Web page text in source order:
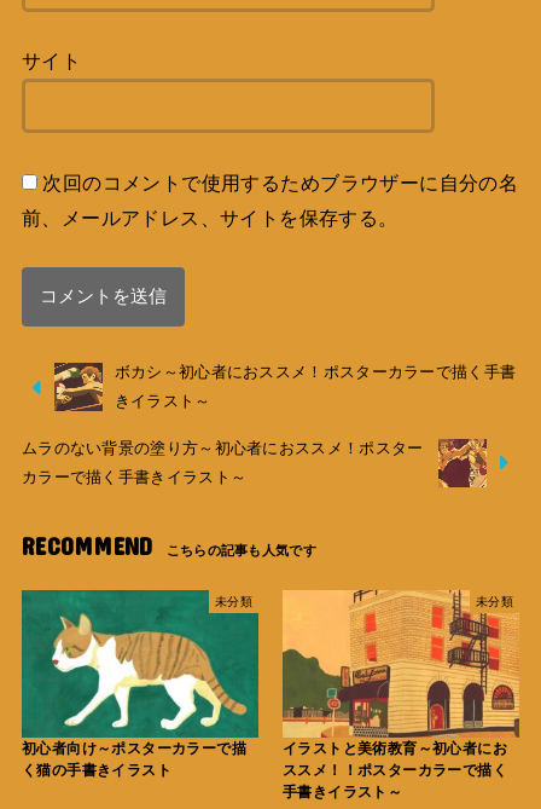
サイト
次回のコメントで使用するためブラウザーに自分の名
前、メールアドレス、サイトを保存する。
ボカシ～初心者におススメ！ポスターカラーで描く手書
きイラスト～
ムラのない背景の塗り方～初心者におススメ！ポスター
カラーで描く手書きイラスト～
RECOMMEND
未分類
初心者向け～ポスターカラーで描
く猫の手書きイラスト
未分類
イラストと美術教育～初心者にお
ススメ！！ポスターカラーで描く
手書きイラスト～